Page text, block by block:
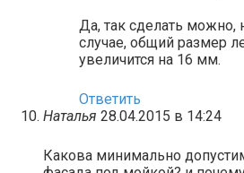
Да, так сделать можно,
случае, общий размер
увеличится на 16 мм.
Ответить
Наталья 28.04.2015 в 14:24
Какова минимально